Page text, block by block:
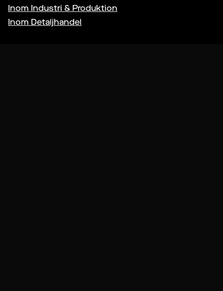
Inom Industri & Produktion
Inom Detaljhandel